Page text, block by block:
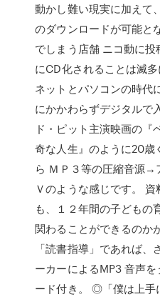
動かし難い現実に加えて
のダウンロードが可能と
でしまう店舗 ニコ動に
にCD化されることは滅多
ネットとパソコンの時代
にかかわらずデジタルで
ド・ピット主演映画の『
奇な人生』のように20歳
ら ＭＰ３等の圧縮音源
Ｖのような感じです。
も、１２年間の子どもの
関わることができるのか
「読書指導」であれば
ーカーによるMP3 音声
ード付き。 ◎「僕は上